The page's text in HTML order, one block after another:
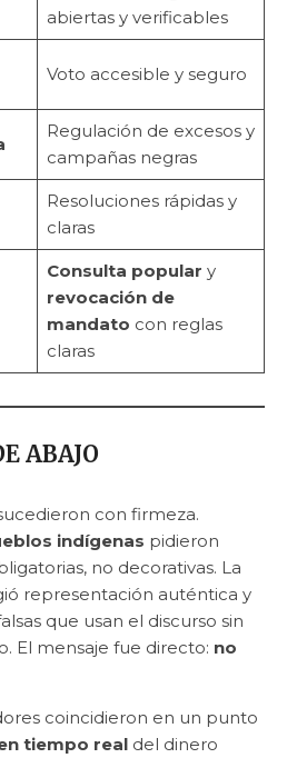
abiertas y verificables
Voto accesible y seguro
Regulación de excesos y
campañas negras
Resoluciones rápidas y
claras
Consulta popular y
revocación de
mandato con reglas
claras
ABAJO
con firmeza.
indígenas pidieron
no decorativas. La
representación auténtica y
que usan el discurso sin
El mensaje fue directo: no
coincidieron en un punto
tiempo real del dinero